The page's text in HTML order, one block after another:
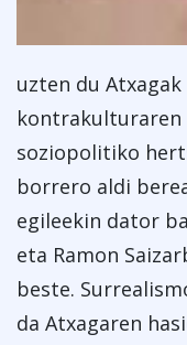
uzten du
soziopolitiko
borrero aldi
egileekin dator
eta Ramon
beste.
da Atxagaren